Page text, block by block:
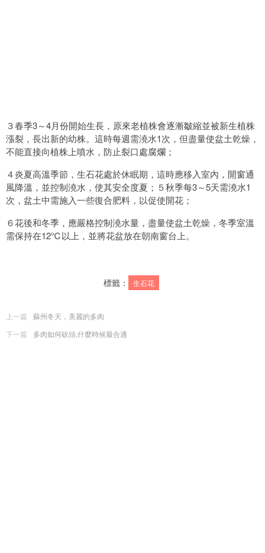
３春季3～4月份開始生長，原來老植株會逐漸皺縮並被新生植株
漲裂，長出新的幼株。這時每週需澆水1次，但盡量使盆土乾燥，
不能直接向植株上噴水，防止裂口處腐爛；
４炎夏高溫季節，生石花處於休眠期，這時應移入室內，開窗通
風降溫，並控制澆水，使其安全度夏；５秋季每3～5天需澆水1
次，盆土中需施入一些復合肥料，以促使開花；
６花後和冬季，應嚴格控制澆水量，盡量使盆土乾燥，冬季室溫
需保持在12℃以上，並將花盆放在朝南窗台上。
標籤： 生石花
上一篇
蘇州冬天，美麗的多肉
下一篇
多肉如何砍頭,什麼時候最合適